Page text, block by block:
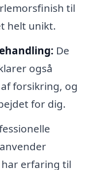
til
helt unikt.
De
også
forsikring, og
for dig.
erfaring til